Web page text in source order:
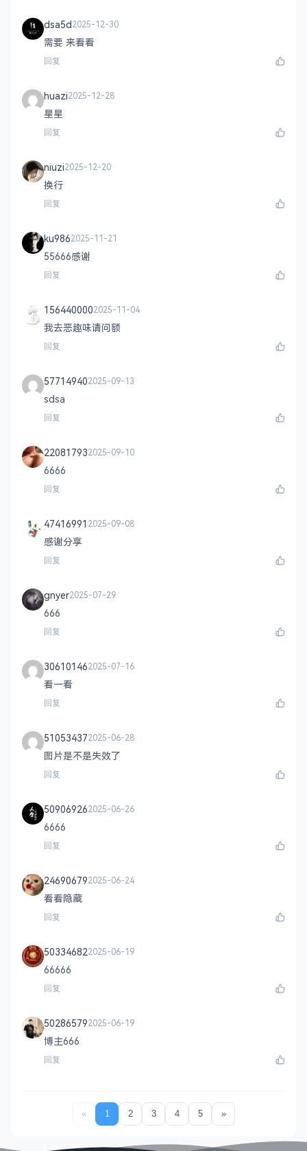
dsa5d2025-12-30
需要 来看看
回复
huazi2025-12-28
星星
回复
niuzi2025-12-20
换行
回复
ku9862025-11-21
55666感谢
回复
1564400002025-11-04
我去恶趣味请问额
回复
577149402025-09-13
sdsa
回复
220817932025-09-10
6666
回复
47416991 2025-09-08
感谢分享
回复
gnyer2025-07-29
666
回复
306101462025-07-16
看一看
回复
510534372025-06-28
图片是不是失效了
回复
509069262025-06-26
6666
回复
246906792025-06-24
看看隐藏
回复
503346822025-06-19
66666
回复
502865792025-06-19
博主666
回复
« 1 2 3 4 5 »